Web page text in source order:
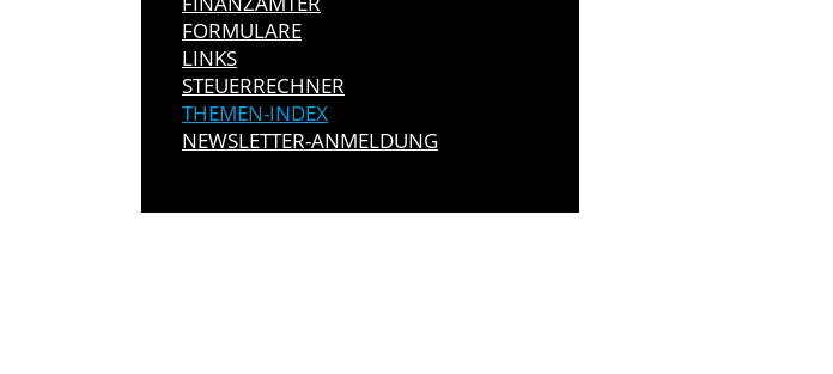
FORMULARE
LINKS
STEUERRECHNER
THEMEN-INDEX
NEWSLETTER-ANMELDUNG